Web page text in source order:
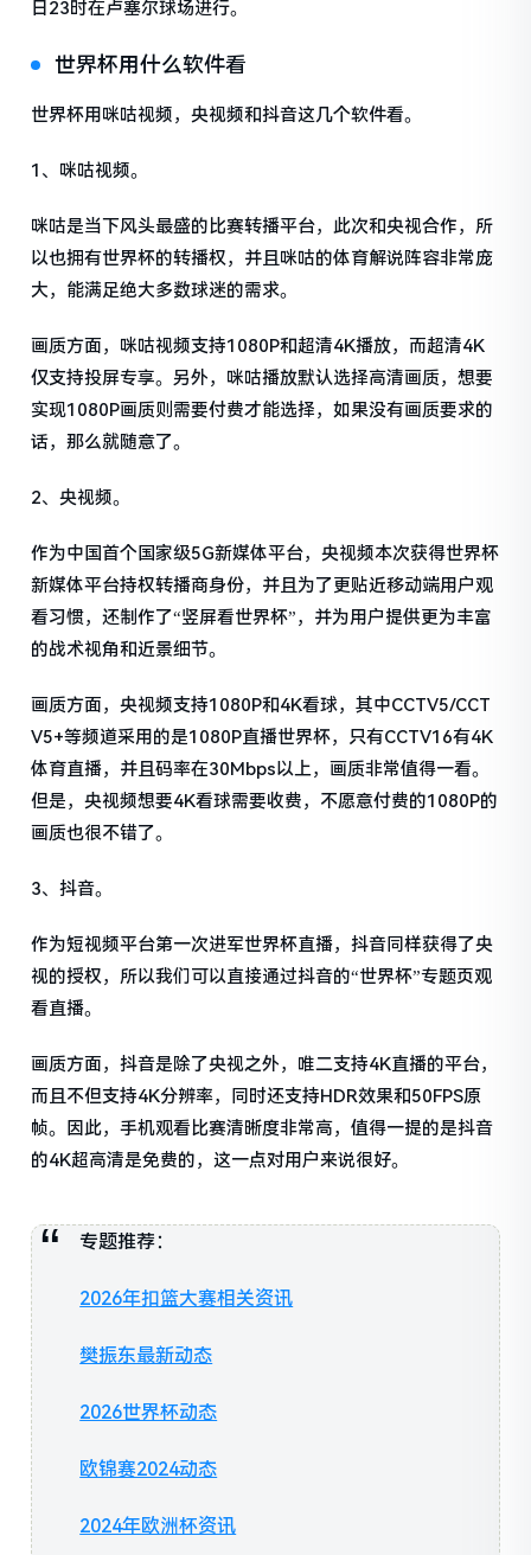
日23时在卢塞尔球场进行。
世界杯用什么软件看
世界杯用咪咕视频，央视频和抖音这几个软件看。
1、咪咕视频。
咪咕是当下风头最盛的比赛转播平台，此次和央视合作，所
以也拥有世界杯的转播权，并且咪咕的体育解说阵容非常庞
大，能满足绝大多数球迷的需求。
画质方面，咪咕视频支持1080P和超清4K播放，而超清4K
仅支持投屏专享。另外，咪咕播放默认选择高清画质，想要
实现1080P画质则需要付费才能选择，如果没有画质要求的
话，那么就随意了。
2、央视频。
作为中国首个国家级5G新媒体平台，央视频本次获得世界杯
新媒体平台持权转播商身份，并且为了更贴近移动端用户观
看习惯，还制作了“竖屏看世界杯”，并为用户提供更为丰富
的战术视角和近景细节。
画质方面，央视频支持1080P和4K看球，其中CCTV5/CCT
V5+等频道采用的是1080P直播世界杯，只有CCTV16有4K
体育直播，并且码率在30Mbps以上，画质非常值得一看。
但是，央视频想要4K看球需要收费，不愿意付费的1080P的
画质也很不错了。
3、抖音。
作为短视频平台第一次进军世界杯直播，抖音同样获得了央
视的授权，所以我们可以直接通过抖音的“世界杯”专题页观
看直播。
画质方面，抖音是除了央视之外，唯二支持4K直播的平台，
而且不但支持4K分辨率，同时还支持HDR效果和50FPS原
帧。因此，手机观看比赛清晰度非常高，值得一提的是抖音
的4K超高清是免费的，这一点对用户来说很好。
专题推荐：
2026年扣篮大赛相关资讯
樊振东最新动态
2026世界杯动态
欧锦赛2024动态
2024年欧洲杯资讯